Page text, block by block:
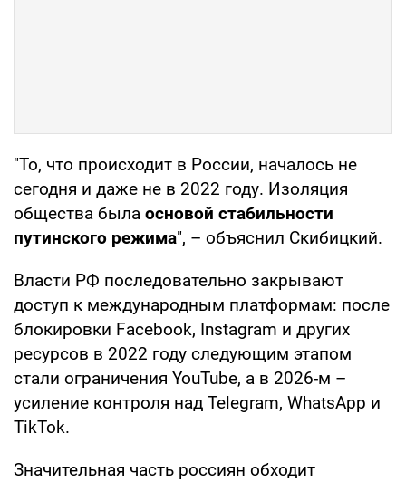
"То, что происходит в России, началось не
сегодня и даже не в 2022 году. Изоляция
общества была основой стабильности
путинского режима", – объяснил Скибицкий.
Власти РФ последовательно закрывают
доступ к международным платформам: после
блокировки Facebook, Instagram и других
ресурсов в 2022 году следующим этапом
стали ограничения YouTube, а в 2026-м –
усиление контроля над Telegram, WhatsApp и
TikTok.
Значительная часть россиян обходит